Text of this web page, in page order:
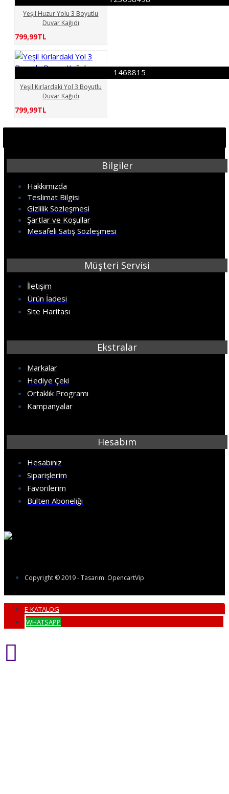
Yeşil Huzur Yolu 3 Boyutlu
Duvar Kağıdı
799,99TL
1468815
Yeşil Kırlardaki Yol 3 Boyutlu
Duvar Kağıdı
799,99TL
Bilgiler
Hakkımızda
Teslimat Bilgisi
Gizlilik Sözleşmesi
Şartlar ve Koşullar
Mesafeli Satış Sözleşmesi
Müşteri Servisi
İletişim
Ürün İadesi
Site Haritası
Ekstralar
Markalar
Hediye Çeki
Ortaklık Programı
Kampanyalar
Hesabım
Hesabınız
Siparişlerim
Favorilerim
Bülten Aboneliği
Copyright © 2019 - Tasarım: OpencartVip
E-KATALOG
WHATSAPP